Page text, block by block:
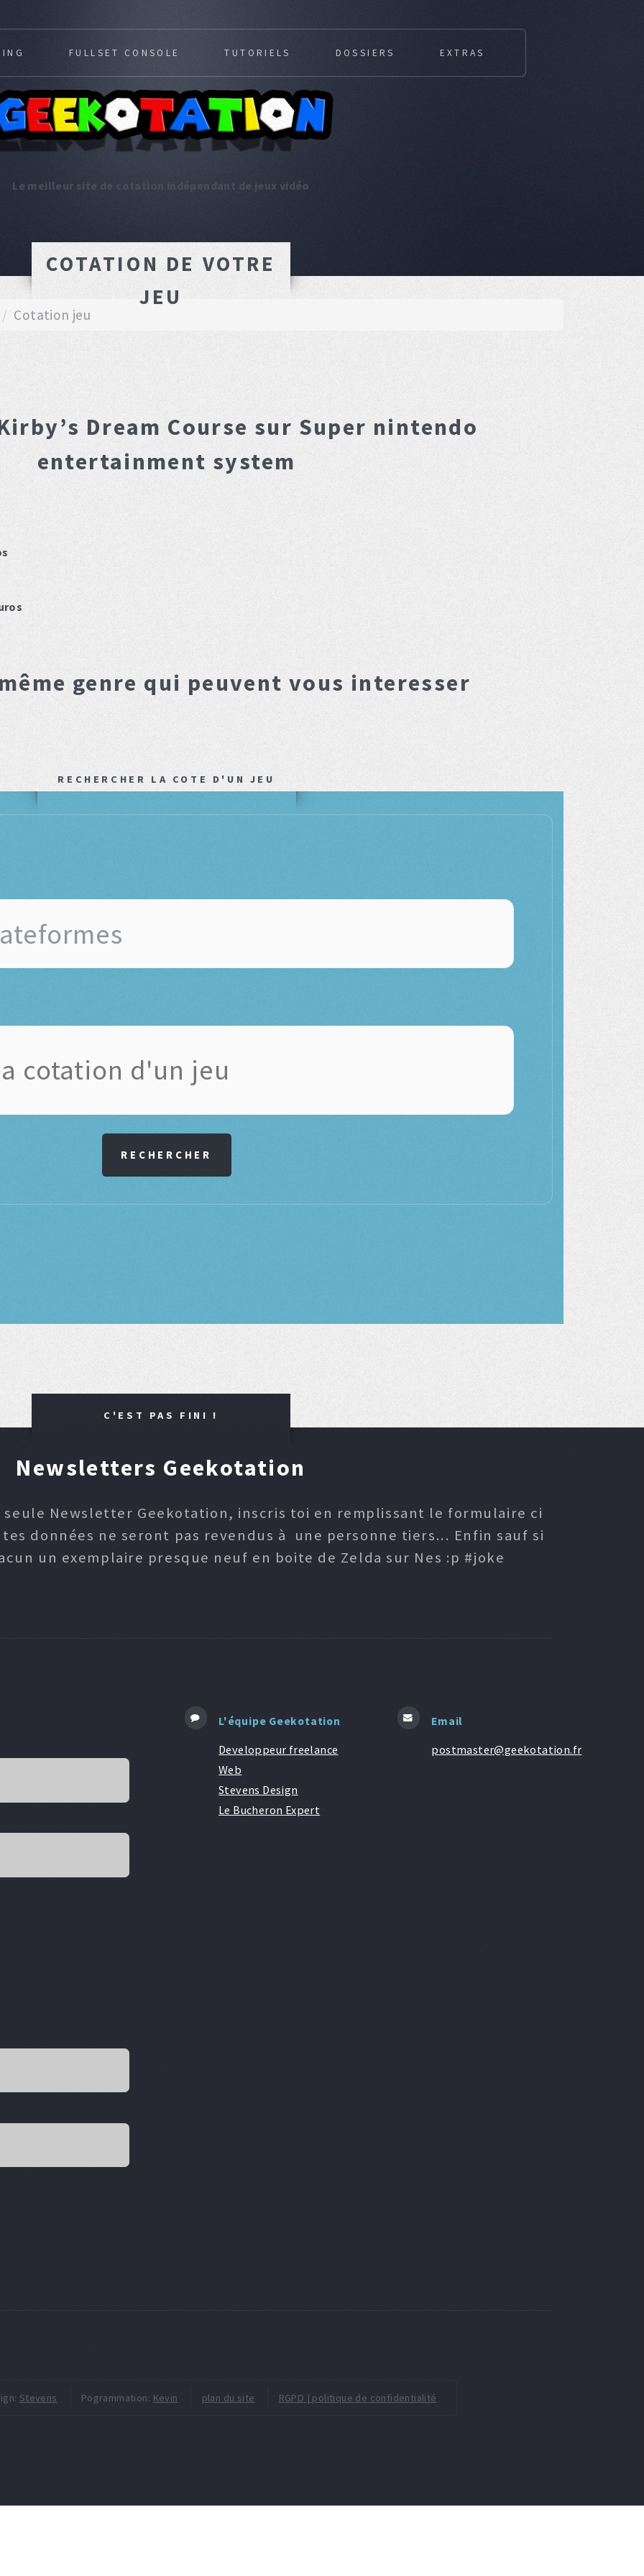
Le meilleur site de cotation indépendant de jeux vidéo
FULLSET CONSOLE TUTORIELS DOSSIERS EXTRAS
COTATION DE VOTRE
JEU
Cotation jeu
Dream Course sur Super nintendo
entertainment system
genre qui peuvent vous interesser
RECHERCHER LA COTE D'UN JEU
RECHERCHER
C'EST PAS FINI !
Newsletters Geekotation
seule Newsletter Geekotation, inscris toi en remplissant le formulaire ci
données ne seront pas revendus à une personne tiers... Enfin sauf si
un exemplaire presque neuf en boite de Zelda sur Nes :p #joke
L'équipe Geekotation
Developpeur freelance
Web
Stevens Design
Le Bucheron Expert
Email
postmaster@geekotation.fr
Stevens Pogrammation: Kevin plan du site RGPD | politique de confidentialité